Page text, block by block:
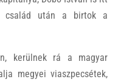
család után a birtok a
kerülnek rá a magyar
megyei viaszpecsétek,